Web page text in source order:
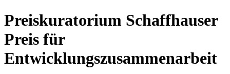
Preiskuratorium Schaffhauser
Preis für
Entwicklungszusammenarbeit